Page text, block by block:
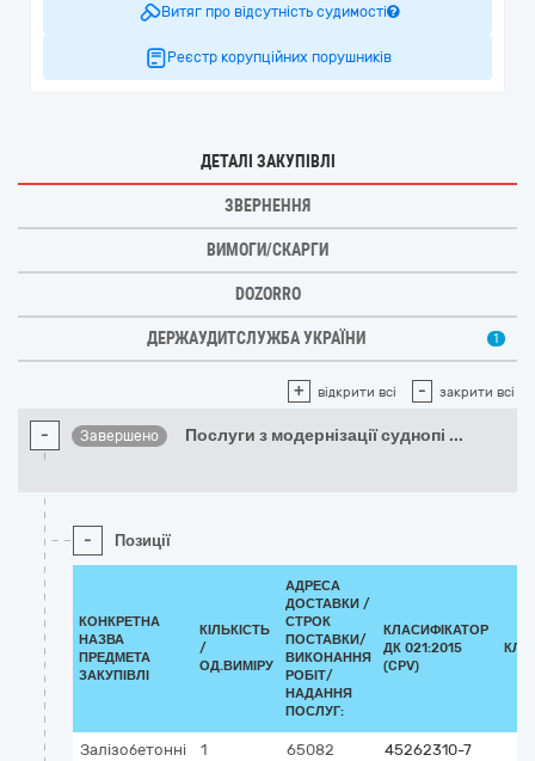
Витяг про відсутність судимості
Реєстр корупційних порушників
ДЕТАЛІ ЗАКУПІВЛІ
ЗВЕРНЕННЯ
ВИМОГИ/СКАРГИ
DOZORRO
ДЕРЖАУДИТСЛУЖБА УКРАЇНИ 1
+ відкрити всі - закрити всі
- Завершено Послуги з модернізації суднопі ...
- Позиції
КОНКРЕТНА
НАЗВА
ПРЕДМЕТА
ЗАКУПІВЛІ
КІЛЬКІСТЬ
/
ОД.ВИМІРУ
АДРЕСА
ДОСТАВКИ /
СТРОК
ПОСТАВКИ/
ВИКОНАННЯ
РОБІТ/
НАДАННЯ
ПОСЛУГ:
КЛАСИФІКАТОР
ДК 021:2015
(CPV)
Залізобетонні
1
65082
45262310-7